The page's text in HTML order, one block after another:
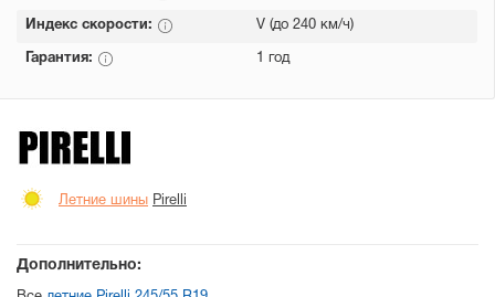
Индекс скорости: V (до 240 км/ч)
Гарантия: 1 год
Летние шины Pirelli
Дополнительно: